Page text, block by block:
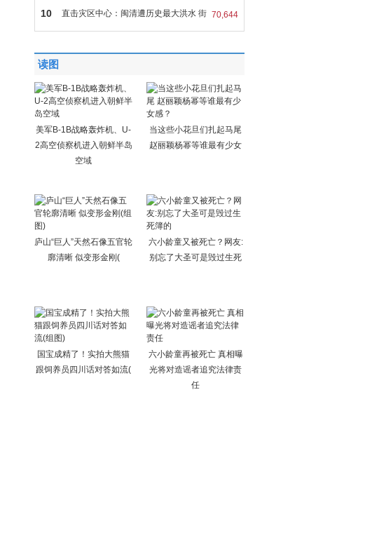
70,644
10 直击灾区中心：闽清遭历史最大洪水 街
读图
美军B-1B战略轰炸机、U-
2高空侦察机进入朝鲜半岛
空域
当这些小花旦们扎起马尾
赵丽颖杨幂等谁最有少女
庐山“巨人”天然石像五官轮
廓清晰 似变形金刚(
六小龄童又被死亡？网友:
别忘了大圣可是毁过生死
国宝成精了！实拍大熊猫
跟饲养员四川话对答如流(
六小龄童再被死亡 真相曝
光将对造谣者追究法律责
任